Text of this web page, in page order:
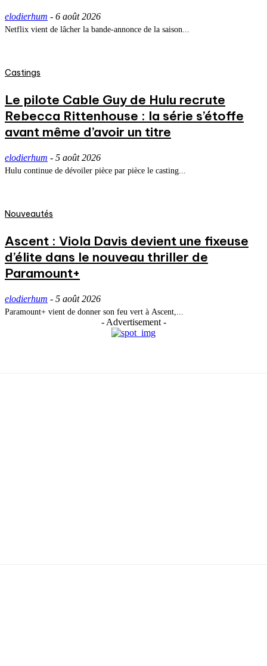
elodierhum - 6 août 2026
Netflix vient de lâcher la bande-annonce de la saison...
Castings
Le pilote Cable Guy de Hulu recrute
Rebecca Rittenhouse : la série s’étoffe
avant même d’avoir un titre
elodierhum - 5 août 2026
Hulu continue de dévoiler pièce par pièce le casting...
Nouveautés
Ascent : Viola Davis devient une fixeuse
d’élite dans le nouveau thriller de
Paramount+
elodierhum - 5 août 2026
Paramount+ vient de donner son feu vert à Ascent,...
- Advertisement -